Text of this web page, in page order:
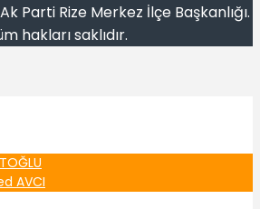
Parti Rize Merkez İlçe Başkanlığı.
hakları saklıdır.
AVCI